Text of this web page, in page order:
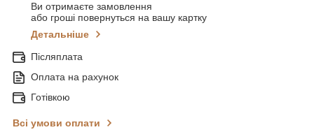
Ви отримаєте замовлення
або гроші повернуться на вашу картку
Детальніше
Післяплата
Оплата на рахунок
Готівкою
Всі умови оплати